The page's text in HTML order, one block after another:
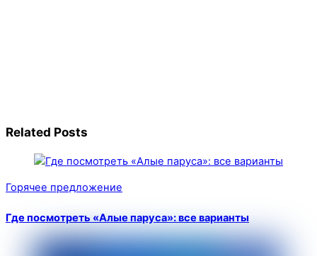
Related Posts
Горячее предложение
Где посмотреть «Алые паруса»: все варианты